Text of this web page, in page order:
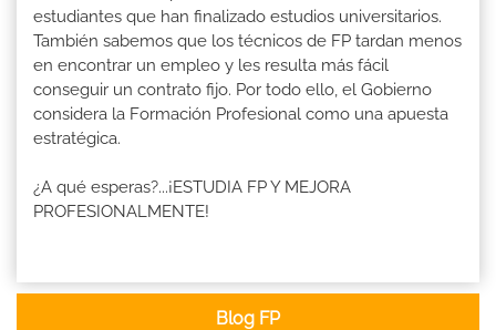
estudiantes que han finalizado estudios universitarios.
También sabemos que los técnicos de FP tardan menos
en encontrar un empleo y les resulta más fácil
conseguir un contrato fijo. Por todo ello, el Gobierno
considera la Formación Profesional como una apuesta
estratégica.
¿A qué esperas?...¡ESTUDIA FP Y MEJORA
PROFESIONALMENTE!
Blog FP